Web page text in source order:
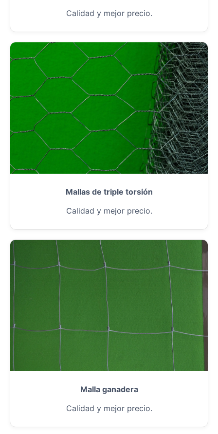
Calidad y mejor precio.
Mallas de triple torsión
Calidad y mejor precio.
Malla ganadera
Calidad y mejor precio.